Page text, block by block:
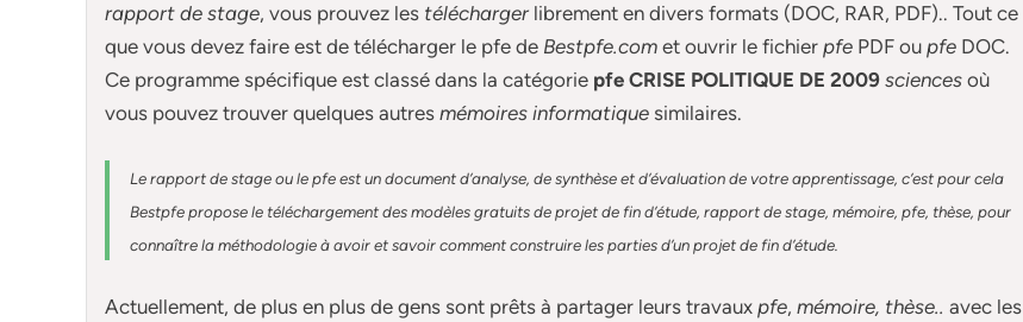
rapport de stage, vous prouvez les télécharger librement en divers formats (DOC, RAR, PDF).. Tout ce
que vous devez faire est de télécharger le pfe de Bestpfe.com et ouvrir le fichier pfe PDF ou pfe DOC.
Ce programme spécifique est classé dans la catégorie pfe CRISE POLITIQUE DE 2009 sciences où
vous pouvez trouver quelques autres mémoires informatique similaires.
Le rapport de stage ou le pfe est un document d’analyse, de synthèse et d’évaluation de votre apprentissage, c’est pour cela
Bestpfepropose le téléchargement des modèles gratuits de projet de fin d’étude, rapport de stage, mémoire, pfe, thèse, pour
connaître la méthodologie à avoir et savoir comment construire les parties d’un projet de fin d’étude
Actuellement, de plus en plus de gens sont prêts à partager leurs travaux pfe, mémoire, thèse.. avec les